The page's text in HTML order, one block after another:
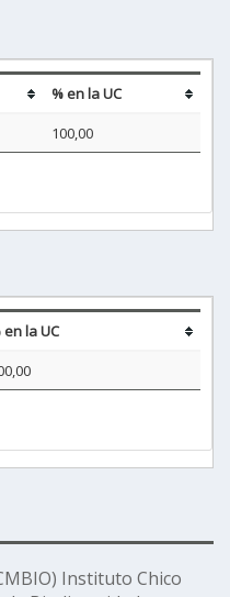
% en la UC
100,00
en la UC
Instituto Chico